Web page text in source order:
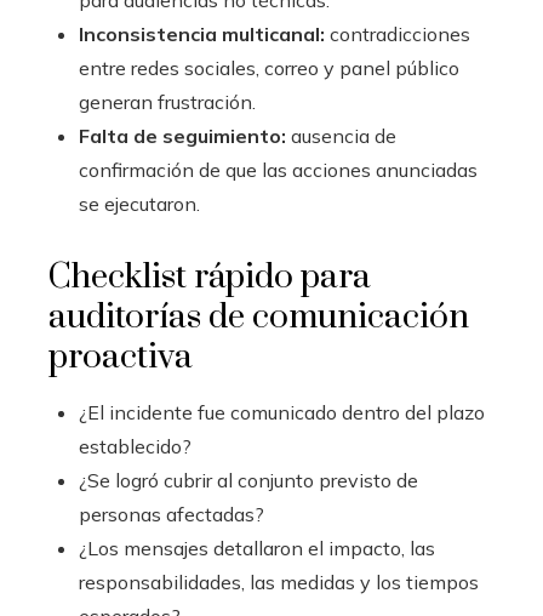
Inconsistencia multicanal: contradicciones
entre redes sociales, correo y panel público
generan frustración.
Falta de seguimiento: ausencia de
confirmación de que las acciones anunciadas
se ejecutaron.
Checklist rápido para
auditorías de comunicación
proactiva
¿El incidente fue comunicado dentro del plazo
establecido?
¿Se logró cubrir al conjunto previsto de
personas afectadas?
¿Los mensajes detallaron el impacto, las
responsabilidades, las medidas y los tiempos